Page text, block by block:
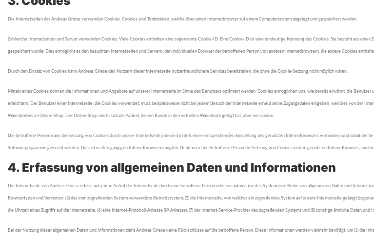
Die Internetseiten der Andreas Griese verwenden Cookies. Cookies sind Textdateien, welche über einen Internetbrowser auf einem Computersystem abgelegt und gespeichert werden.
Zahlreiche Internetseiten und Server verwenden Cookies. Viele Cookies enthalten eine sogenannte Cookie-ID. Eine Cookie-ID ist eine eindeutige Kennung des Cookies. Sie besteht aus
gespeichert wurde. Dies ermöglicht es den besuchten Internetseiten und Servern, den individuellen Browser der betroffenen Person von anderen Internetbrowsern, die andere Cookies
Durch den Einsatz von Cookies kann Andreas Griese den Nutzern dieser Internetseite nutzerfreundlichere Services bereitstellen, die ohne die Cookie-Setzung nicht möglich wären.
Mittels eines Cookies können die Informationen und Angebote auf unserer Internetseite im Sinne des Benutzers optimiert werden. Cookies ermöglichen uns, wie bereits erwähnt, die
erleichtern. Der Benutzer einer Internetseite, die Cookies verwendet, muss beispielsweise nicht bei jedem Besuch der Internetseite erneut seine Zugangsdaten eingeben, weil dies von der
Warenkorbes im Online-Shop. Der Online-Shop merkt sich die Artikel, die ein Kunde in den virtuellen Warenkorb gelegt hat, über ein Cookie.
Die betroffene Person kann die Setzung von Cookies durch unsere Internetseite jederzeit mittels einer entsprechenden Einstellung des genutzten Internetbrowsers verhindern und damit
Softwareprogramme gelöscht werden. Dies ist in allen gängigen Internetbrowsern möglich. Deaktiviert die betroffene Person die Setzung von Cookies in dem genutzten Internetbrowser, sind
4. Erfassung von allgemeinen Daten und Informationen
Die Internetseite von Andreas Griese erfasst mit jedem Aufruf der Internetseite durch eine betroffene Person oder ein automatisiertes System eine Reihe von allgemeinen Daten und
Browsertypen und Versionen, (2) das vom zugreifenden System verwendete Betriebssystem, (3) die Internetseite, von welcher ein zugreifendes System auf unsere Internetseite gelangt
die Uhrzeit eines Zugriffs auf die Internetseite, (6) eine Internet-Protokoll-Adresse (IP-Adresse), (7) der Internet-Service-Provider des zugreifenden Systems und (8) sonstige ähnliche Daten
Bei der Nutzung dieser allgemeinen Daten und Informationen zieht Andreas Griese keine Rückschlüsse auf die betroffene Person. Diese Informationen werden vielmehr benötigt, um (1) die